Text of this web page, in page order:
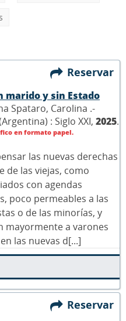
Reservar
marido y sin Estado
Spataro, Carolina .-
: Siglo XXI, 2025.
en formato papel.
las nuevas derechas
de las viejas, como
con agendas
poco permeables a las
o de las minorías, y
mayormente a varones
las nuevas d[...]
Reservar